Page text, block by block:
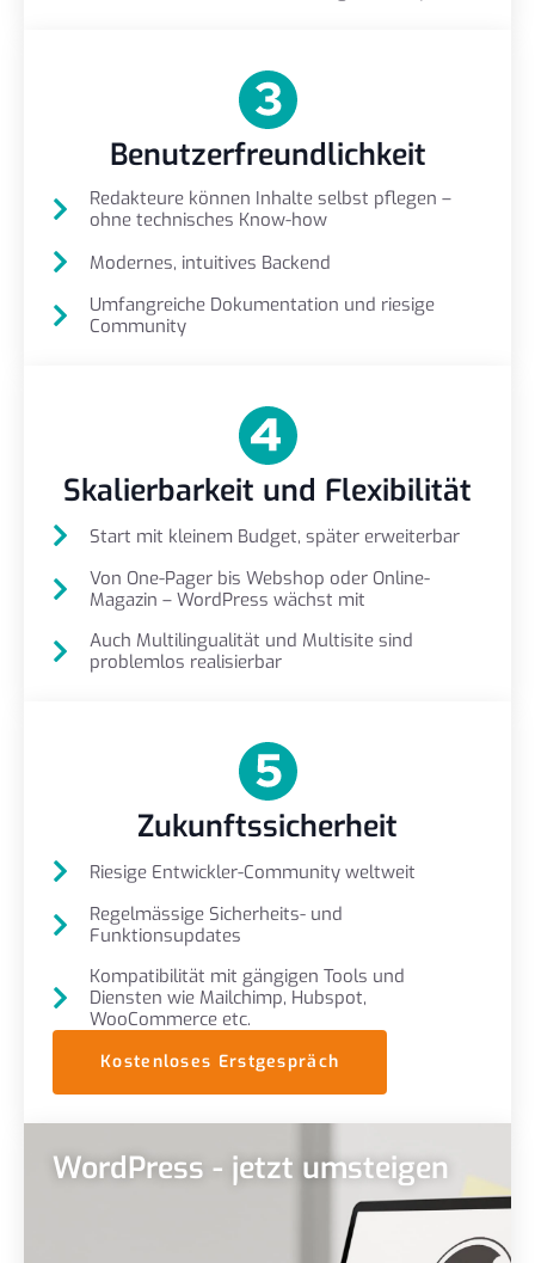
Benutzerfreundlichkeit
Redakteure können Inhalte selbst pflegen –
ohne technisches Know-how
Modernes, intuitives Backend
Umfangreiche Dokumentation und riesige
Community
Skalierbarkeit und Flexibilität
Start mit kleinem Budget, später erweiterbar
Von One-Pager bis Webshop oder Online-
Magazin – WordPress wächst mit
Auch Multilingualität und Multisite sind
problemlos realisierbar
Zukunftssicherheit
Riesige Entwickler-Community weltweit
Regelmässige Sicherheits- und
Funktionsupdates
Kompatibilität mit gängigen Tools und
Diensten wie Mailchimp, Hubspot,
WooCommerce etc.
Kostenloses Erstgespräch
WordPress - jetzt umsteigen